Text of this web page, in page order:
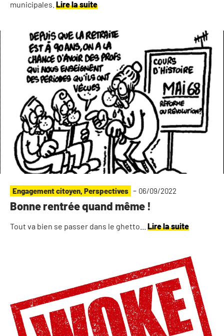
municipales. Lire la suite
Engagement citoyen Perspectives - 06/09/2022
Bonne rentrée quand même !
Tout va bien se passer dans le ghetto... Lire la suite